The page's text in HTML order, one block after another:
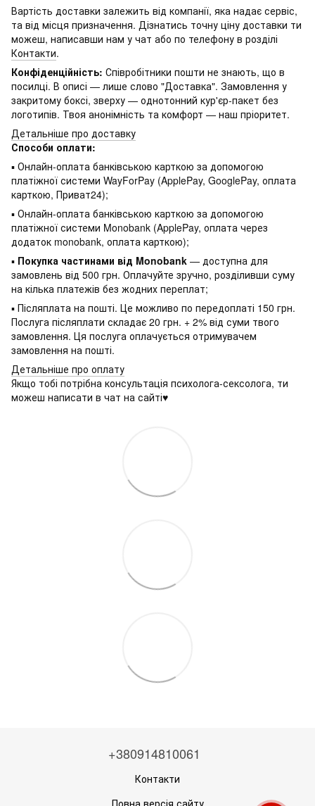
Вартість доставки залежить від компанії, яка надає сервіс,
та від місця призначення. Дізнатись точну ціну доставки ти
можеш, написавши нам у чат або по телефону в розділі
Контакти.
Конфіденційність: Співробітники пошти не знають, що в
посилці. В описі — лише слово "Доставка". Замовлення у
закритому боксі, зверху — однотонний кур'єр-пакет без
логотипів. Твоя анонімність та комфорт — наш пріоритет.
Детальніше про доставку
Способи оплати:
▪ Онлайн-оплата банківською карткою за допомогою
платіжної системи WayForPay (ApplePay, GooglePay, оплата
карткою, Приват24);
▪ Онлайн-оплата банківською карткою за допомогою
платіжної системи Monobank (ApplePay, оплата через
додаток monobank, оплата карткою);
▪ Покупка частинами від Monobank — доступна для
замовлень від 500 грн. Оплачуйте зручно, розділивши суму
на кілька платежів без жодних переплат;
▪ Післяплата на пошті. Це можливо по передоплаті 150 грн.
Послуга післяплати складає 20 грн. + 2% від суми твого
замовлення. Ця послуга оплачується отримувачем
замовлення на пошті.
Детальніше про оплату
Якщо тобі потрібна консультація психолога-сексолога, ти
можеш написати в чат на сайті♥
+380914810061
Контакти